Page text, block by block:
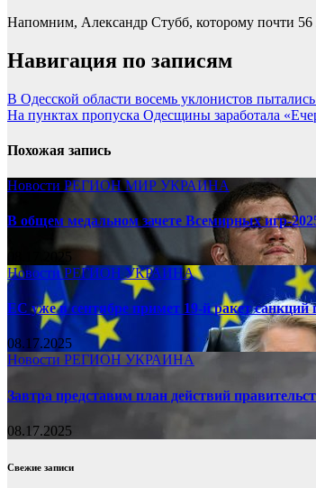
Напомним, Александр Стубб, которому почти 56
Навигация по записям
В Одесской области восемь уклонистов
На пунктах пропуска Одесщины заработала
Похожая запись
Новости РЕГИОНМИР УКРАИНА
В общем медальном зачете Всемирных игр-
08.17.2025
НовостиРЕГИОНУКРАИНА
ЕС уже в сентябре примет 19-й ракет
08.17.2025
Новости РЕГИОН УКРАИНА
Завтра представим план действий
08.17.2025
Свежие записи